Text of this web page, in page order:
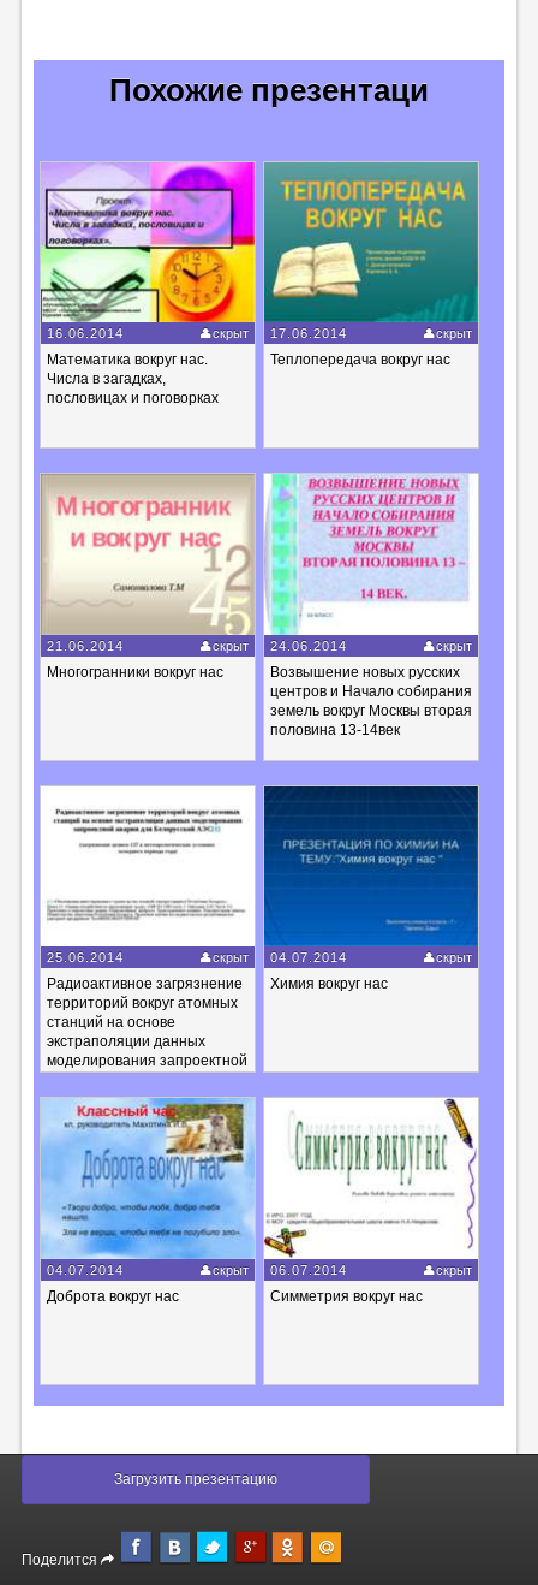
Похожие презентаци
16.06.2014 скрыт
Математика вокруг нас.
Числа в загадках,
пословицах и поговорках
17.06.2014 скрыт
Теплопередача вокруг нас
21.06.2014 скрыт
Многогранники вокруг нас
24.06.2014 скрыт
Возвышение новых русских
центров и Начало собирания
земель вокруг Москвы вторая
половина 13-14век
25.06.2014 скрыт
Радиоактивное загрязнение
территорий вокруг атомных
станций на основе
экстраполяции данных
моделирования запроектной
АЭС
04.07.2014 скрыт
Химия вокруг нас
04.07.2014 скрыт
Доброта вокруг нас
06.07.2014 скрыт
Симметрия вокруг нас
Загрузить презентацию
Поделится